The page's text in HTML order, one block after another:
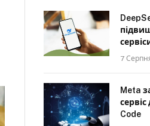
7
Meta
сервіс
Code